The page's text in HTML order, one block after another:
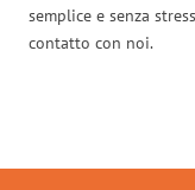
semplice e senza
contatto con noi.